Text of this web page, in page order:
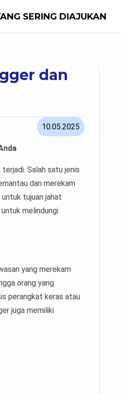
SERING DIAJUKAN
dan
10.05.2025
Salah satu jenis
dan merekam
tujuan jahat
melindungi
yang merekam
orang yang
perangkat keras atau
juga memiliki